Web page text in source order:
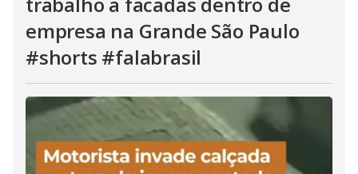
empresa na Grande São Paulo
#shorts #falabrasil